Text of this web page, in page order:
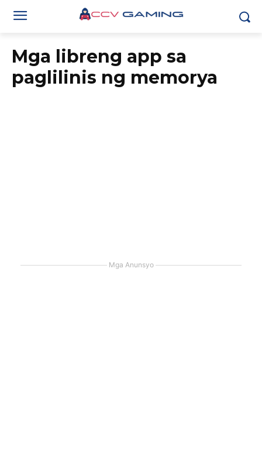
Mga libreng app sa
paglilinis ng memorya
Mga Anunsyo